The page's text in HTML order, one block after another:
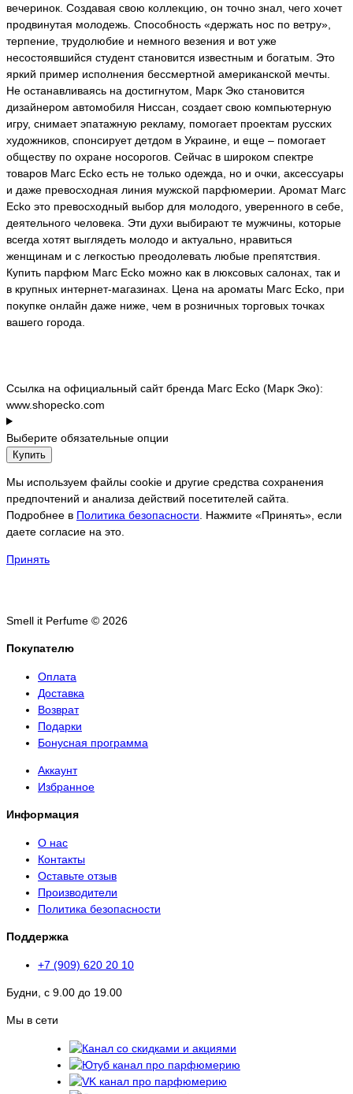
вечеринок. Создавая свою коллекцию, он точно знал, чего хочет
продвинутая молодежь. Способность «держать нос по ветру»,
терпение, трудолюбие и немного везения и вот уже
несостоявшийся студент становится известным и богатым. Это
яркий пример исполнения бессмертной американской мечты.
Не останавливаясь на достигнутом, Марк Эко становится
дизайнером автомобиля Ниссан, создает свою компьютерную
игру, снимает эпатажную рекламу, помогает проектам русских
художников, спонсирует детдом в Украине, и еще – помогает
обществу по охране носорогов. Сейчас в широком спектре
товаров Marc Ecko есть не только одежда, но и очки, аксессуары
и даже превосходная линия мужской парфюмерии. Аромат Marc
Ecko это превосходный выбор для молодого, уверенного в себе,
деятельного человека. Эти духи выбирают те мужчины, которые
всегда хотят выглядеть молодо и актуально, нравиться
женщинам и с легкостью преодолевать любые препятствия.
Купить парфюм Marc Ecko можно как в люксовых салонах, так и
в крупных интернет-магазинах. Цена на ароматы Marc Ecko, при
покупке онлайн даже ниже, чем в розничных торговых точках
вашего города.
Сcылка на официальный сайт бренда Marc Ecko (Марк Эко):
www.shopecko.com
Выберите обязательные опции
Купить
Мы используем файлы cookie и другие средства сохранения
предпочтений и анализа действий посетителей сайта.
Подробнее в Политика безопасности . Нажмите «Принять», если
даете согласие на это.
Принять
Smell it Perfume © 2026
Покупателю
Оплата
Доставка
Возврат
Подарки
Бонусная программа
Аккаунт
Избранное
Информация
О нас
Контакты
Оставьте отзыв
Производители
Политика безопасности
Поддержка
+7 (909) 620 20 10
Будни, с 9.00 до 19.00
Мы в сети